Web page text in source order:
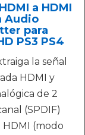
a HDMI
Audio
para
PS3 PS4
la señal
HDMI y
de 2
(SPDIF)
HDMI (modo